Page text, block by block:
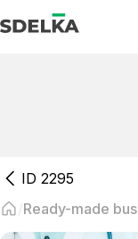
ID 2295
Ready-made